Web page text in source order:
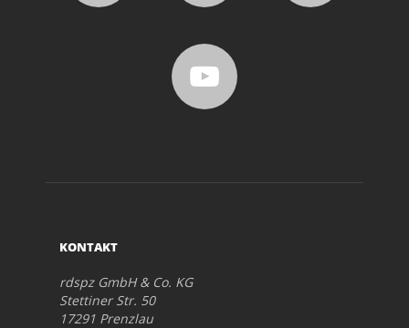
KONTAKT
rdspz GmbH & Co. KG
Stettiner Str. 50
17291 Prenzlau